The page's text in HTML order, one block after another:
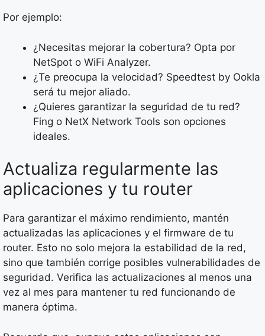
Por ejemplo:
¿Necesitas mejorar la cobertura? Opta por
NetSpot o WiFi Analyzer.
¿Te preocupa la velocidad? Speedtest by Ookla
será tu mejor aliado.
¿Quieres garantizar la seguridad de tu red?
Fing o NetX Network Tools son opciones
ideales.
Actualiza regularmente las
aplicaciones y tu router
Para garantizar el máximo rendimiento, mantén
actualizadas las aplicaciones y el firmware de tu
router. Esto no solo mejora la estabilidad de la red,
sino que también corrige posibles vulnerabilidades de
seguridad. Verifica las actualizaciones al menos una
vez al mes para mantener tu red funcionando de
manera óptima.